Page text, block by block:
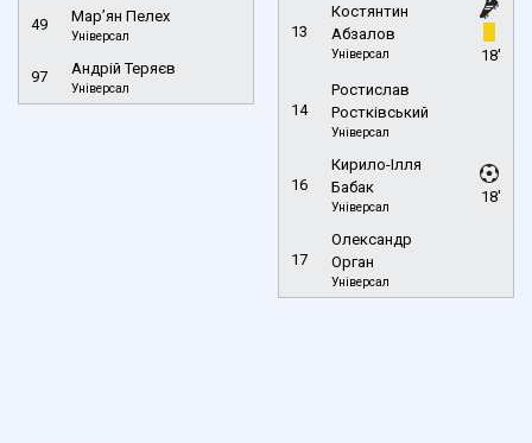
49 Мар’ян Пелех
Універсал
97 Андрій Теряєв
Універсал
13
Костянтин
Абзалов
Універсал 18'
14
Ростислав
Ростківський
Універсал
16
Кирило-Ілля
Бабак
Універсал
18'
17
Олександр
Орган
Універсал